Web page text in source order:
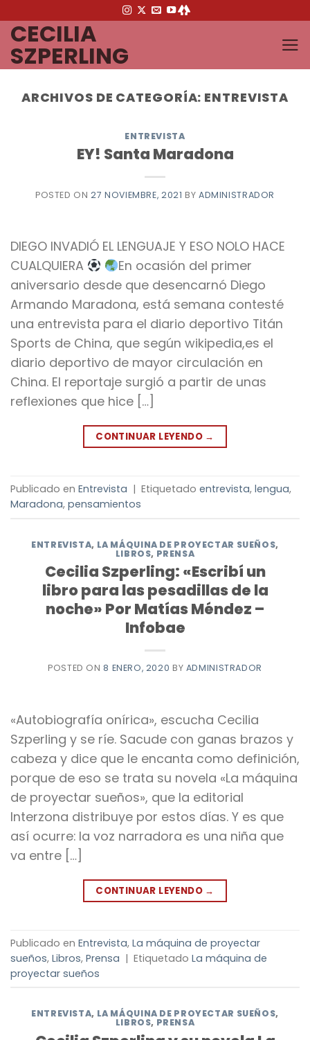
contenido
CECILIA
SZPERLING
ARCHIVOS DE CATEGORÍA: ENTREVISTA
ENTREVISTA
EY! Santa Maradona
POSTED ON27 NOVIEMBRE, 2021 BY ADMINISTRADOR
DIEGO INVADIÓ EL LENGUAJE Y ESO NOLO HACE
CUALQUIERA
En ocasión del primer
aniversario desde que desencarnó Diego
Armando Maradona, está semana contesté
una entrevista para el diario deportivo Titán
Sports de China, que según wikipedia,es el
diario deportivo de mayor circulación en
China. El reportaje surgió a partir de unas
reflexiones que hice […]
CONTINUAR LEYENDO →
Publicado en Entrevista | Etiquetado entrevista, lengua,
Maradona, pensamientos
ENTREVISTA, LA MÁQUINA DE PROYECTAR SUEÑOS,
LIBROS, PRENSA
Cecilia Szperling: «Escribí un
libro para las pesadillas de la
noche» Por Matías Méndez –
Infobae
POSTED ON8 ENERO, 2020 BY ADMINISTRADOR
«Autobiografía onírica», escucha Cecilia
Szperling y se ríe. Sacude con ganas brazos y
cabeza y dice que le encanta como definición,
porque de eso se trata su novela «La máquina
de proyectar sueños», que la editorial
Interzona distribuye por estos días. Y es que
así ocurre: la voz narradora es una niña que
va entre […]
CONTINUAR LEYENDO →
Publicado en Entrevista, La máquina de proyectar
sueños, Libros, Prensa | Etiquetado La máquina de
proyectar sueños
ENTREVISTA, LA MÁQUINA DE PROYECTAR SUEÑOS,
LIBROS, PRENSA